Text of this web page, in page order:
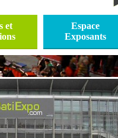
et
Espace
Exposants